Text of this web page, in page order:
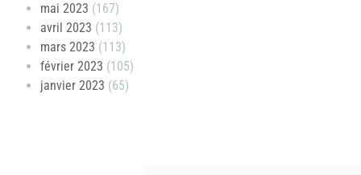
mai 2023 (167)
avril 2023 (113)
mars 2023 (113)
février 2023 (105)
janvier 2023 (65)